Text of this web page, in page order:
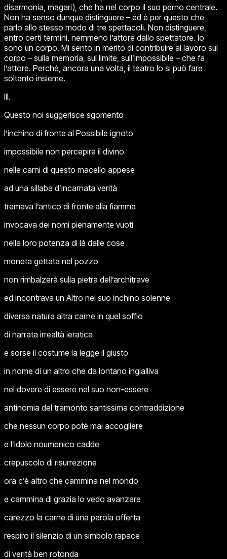
disarmonia, magari), che ha nel corpo il suo perno centrale.
Non ha senso dunque distinguere – ed è per questo che
parlo allo stesso modo di tre spettacoli. Non distinguere,
entro certi termini, nemmeno l’attore dallo spettatore. Io
sono un corpo. Mi sento in merito di contribuire al lavoro sul
corpo – sulla memoria, sul limite, sull’impossibile – che fa
l’attore. Perché, ancora una volta, il teatro lo si può fare
soltanto insieme.
III.
Questo noi suggerisce sgomento
l’inchino di fronte al Possibile ignoto
impossibile non percepire il divino
nelle carni di questo macello appese
ad una sillaba d’incarnata verità
tremava l’antico di fronte alla fiamma
invocava dei nomi pienamente vuoti
nella loro potenza di là dalle cose
moneta gettata nel pozzo
non rimbalzerà sulla pietra dell’architrave
ed incontrava un Altro nel suo inchino solenne
diversa natura altra carne in quel soffio
di narrata irrealtà ieratica
e sorse il costume la legge il giusto
in nome di un altro che da lontano ingialliva
nel dovere di essere nel suo non-essere
antinomia del tramonto santissima contraddizione
che nessun corpo poté mai accogliere
e l’idolo noumenico cadde
crepuscolo di risurrezione
ora c’è altro che cammina nel mondo
e cammina di grazia lo vedo avanzare
carezzo la carne di una parola offerta
respiro il silenzio di un simbolo rapace
di verità ben rotonda